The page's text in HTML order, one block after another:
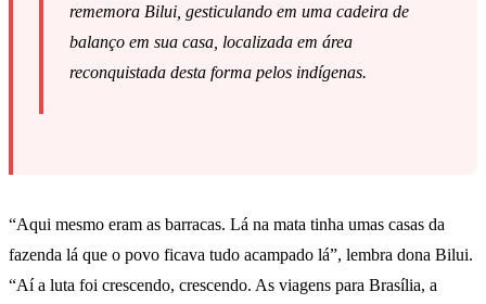
rememora Bilui, gesticulando em uma cadeira de
balanço em sua casa, localizada em área
reconquistada desta forma pelos indígenas.
“Aqui mesmo eram as barracas. Lá na mata tinha umas casas da
fazenda lá que o povo ficava tudo acampado lá”, lembra dona Bilui.
“Aí a luta foi crescendo, crescendo. As viagens para Brasília, a